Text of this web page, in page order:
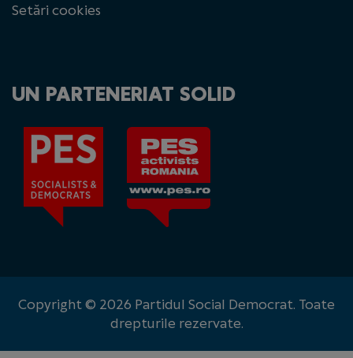
Setări cookies
UN PARTENERIAT SOLID
Copyright © 2026 Partidul Social Democrat. Toate
drepturile rezervate.